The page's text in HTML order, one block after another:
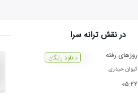
در نقشترانه سرا
روزهای رفته
کیوان حیدری
۰۵:۲۲
دانلود رایگان